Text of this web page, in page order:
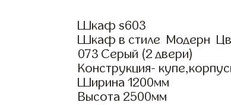
Шкаф s603
Шкаф в стиле Модерн
073 Серый (2 двери)
Конструкция-
Ширина 1200мм
Высота 2500мм